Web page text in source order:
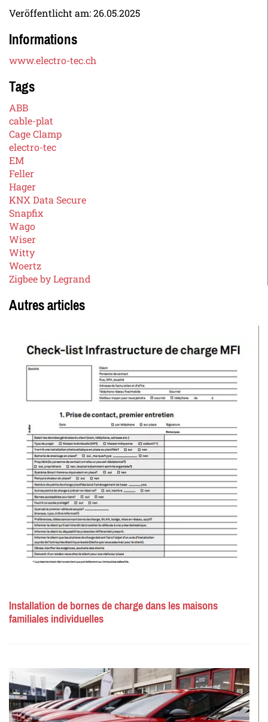
Veröffentlicht am:26.05.2025
Informations
www.electro-tec.ch
Tags
ABB
cable-plat
Cage Clamp
electro-tec
EM
Feller
Hager
KNX Data Secure
Snapfix
Wago
Wiser
Witty
Woertz
Zigbee by Legrand
Autres articles
Installation de bornes de charge dans les maisons
familiales individuelles